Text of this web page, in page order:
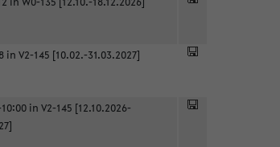
in V2-145 [10.02.-31.03.2027]
in V2-145 [12.10.2026-